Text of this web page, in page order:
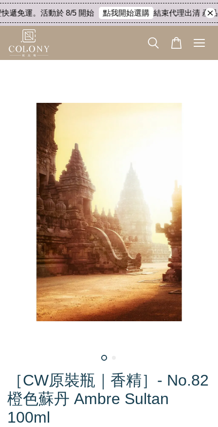
遞免運。活動於 8/5 開始 點我開始選購 結束代理出清 產品
［CW原裝瓶｜香精］- No.82
橙色蘇丹 Ambre Sultan
100ml